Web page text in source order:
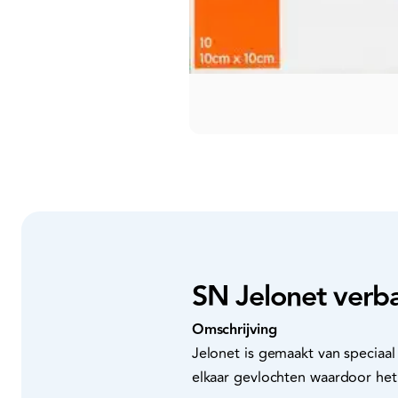
SN Jelonet
Omschrijving
Jelonet is gemaakt van
elkaar gevlochten waardoor